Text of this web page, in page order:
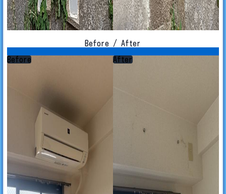
Before / After
Before
After